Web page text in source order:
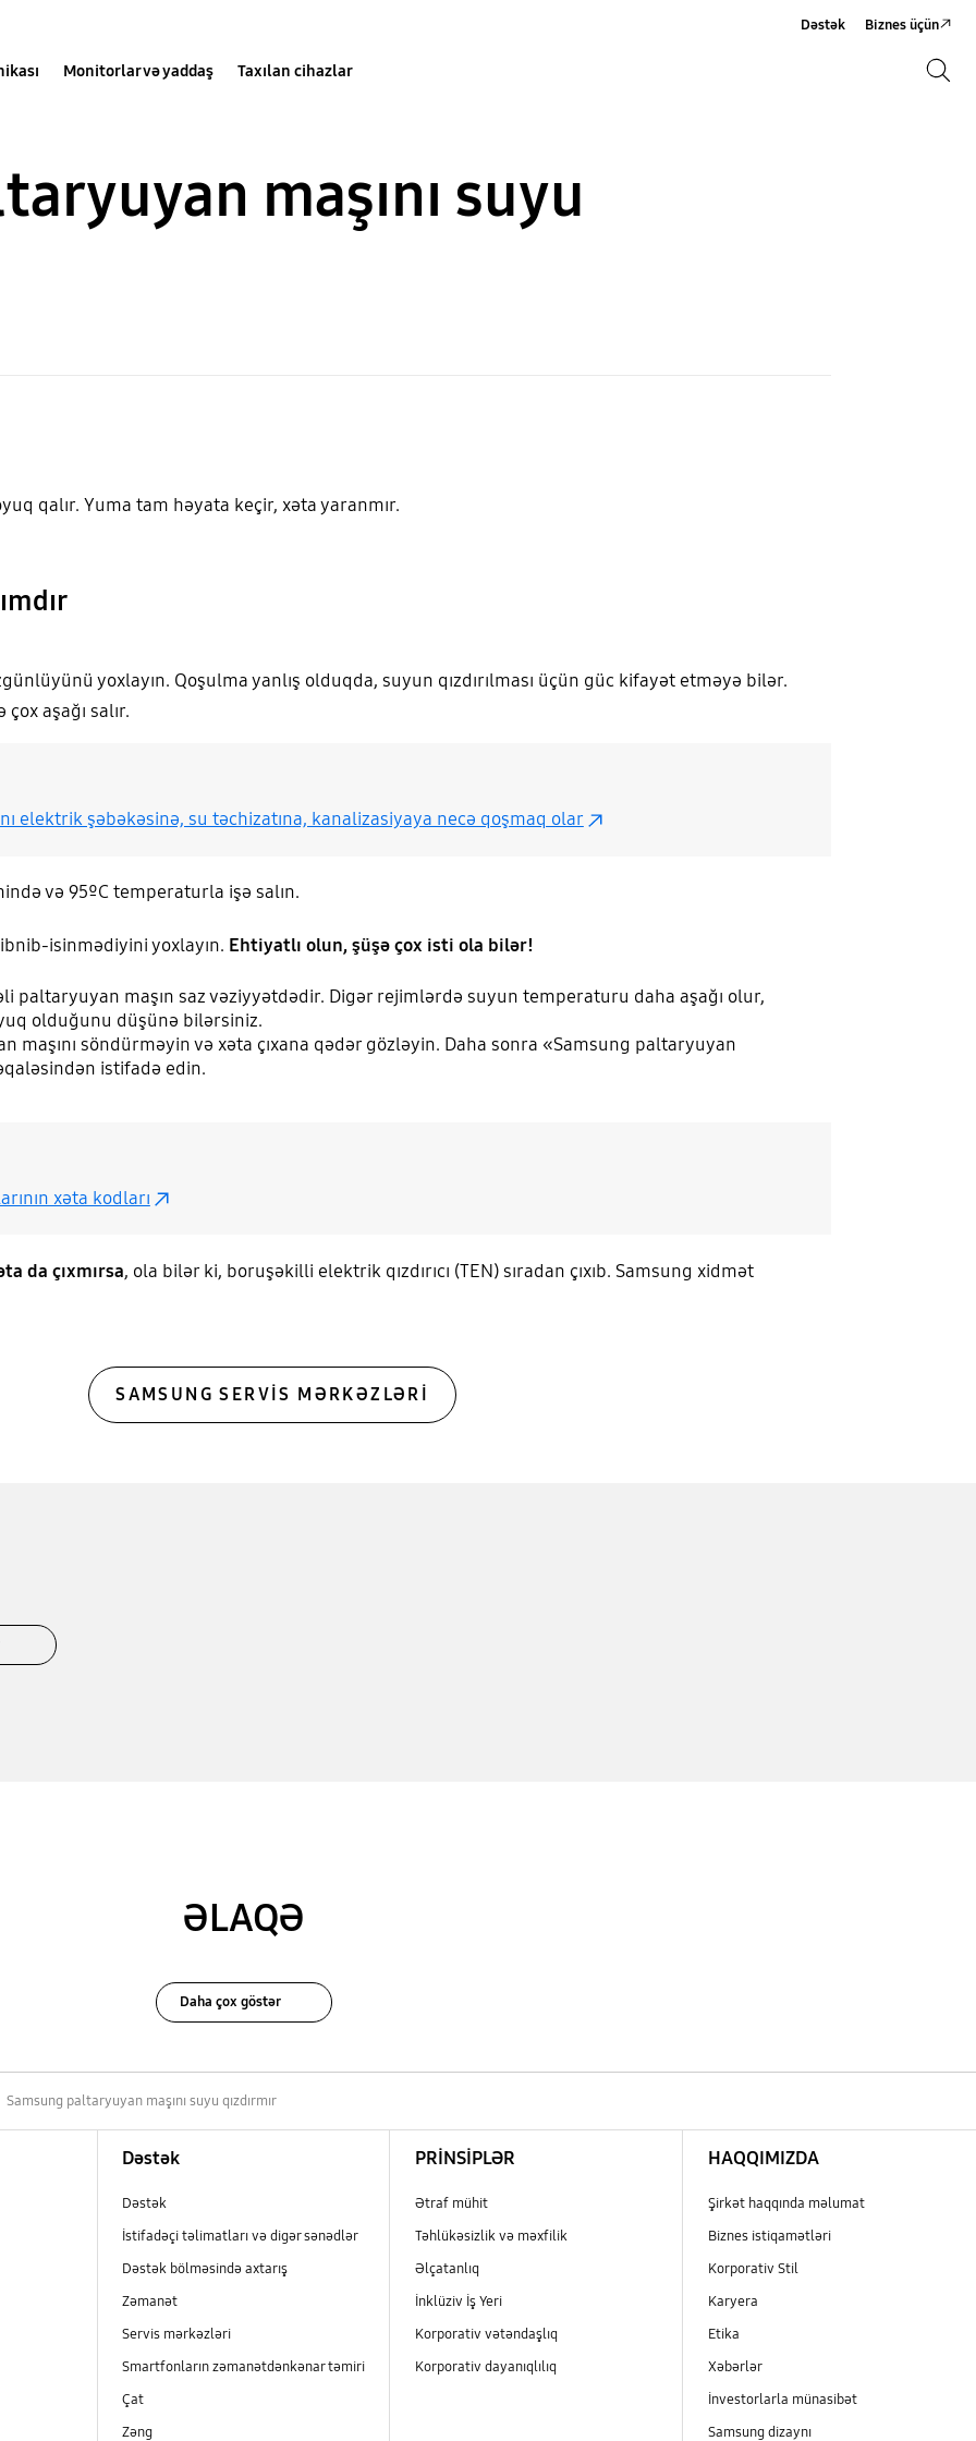
Monitorlar və yaddaş Taxılan cihazlar
Dəstək Biznes üçün
maşını suyu
qalır. Yuma tam həyata keçir, xəta yaranmır.
yoxlayın. Qoşulma yanlış olduqda, suyun qızdırılması üçün güc kifayət etməyə bilər.
aşağı salır.
elektrik şəbəkəsinə, su təchizatına, kanalizasiyaya necə qoşmaq olar
və 95ºС temperaturla işə salın.
isinmədiyini yoxlayın. Ehtiyatlı olun, şüşə çox isti ola bilər!
paltaryuyan maşın saz vəziyyətdədir. Digər rejimlərdə suyun temperaturu daha aşağı olur,
olduğunu düşünə bilərsiniz.
maşını söndürməyin və xəta çıxana qədər gözləyin. Daha sonra «Samsung paltaryuyan
istifadə edin.
xəta kodları
da çıxmırsa, ola bilər ki, boruşəkilli elektrik qızdırıcı (TEN) sıradan çıxıb. Samsung xidmət
SAMSUNG SERVIS MƏRKƏZLƏRI
ƏLAQƏ
Daha çox göstər
Samsung paltaryuyan maşını suyu qızdırmır
Dəstək
Dəstək
İstifadəçi təlimatları və digər sənədlər
Dəstək bölməsində axtarış
Zəmanət
Servis mərkəzləri
Smartfonların zəmanətdənkənar təmiri
Çat
Zəng
PRİNSİPLƏR
Ətraf mühit
Təhlükəsizlik və məxfilik
Əlçatanlıq
İnklüziv İş Yeri
Korporativ vətəndaşlıq
Korporativ dayanıqlılıq
HAQQIMIZDA
Şirkət haqqında məlumat
Biznes istiqamətləri
Korporativ Stil
Karyera
Etika
Xəbərlər
İnvestorlarla münasibət
Samsung dizaynı